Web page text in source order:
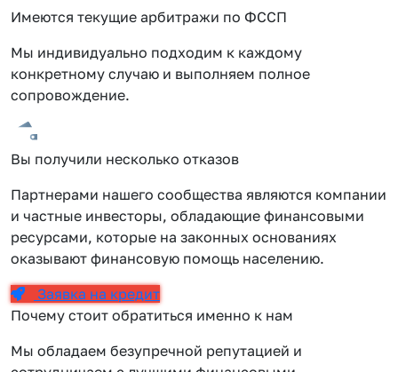
Имеются текущие арбитражи по ФССП
Мы индивидуально подходим к каждому
конкретному случаю и выполняем полное
сопровождение.
Вы получили несколько отказов
Партнерами нашего сообщества являются компании
и частные инвесторы, обладающие финансовыми
ресурсами, которые на законных основаниях
оказывают финансовую помощь населению.
Заявка на кредит
Почему стоит обратиться именно к нам
Мы обладаем безупречной репутацией и